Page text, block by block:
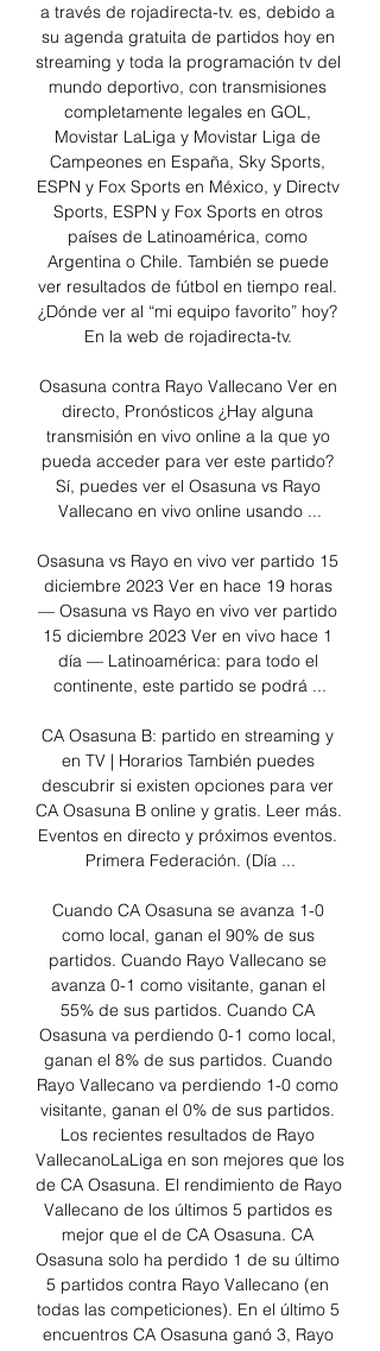
a través de rojadirecta-tv. es, debido a
su agenda gratuita de partidos hoy en
streaming y toda la programación tv del
mundo deportivo, con transmisiones
completamente legales en GOL,
Movistar LaLiga y Movistar Liga de
Campeones en España, Sky Sports,
ESPN y Fox Sports en México, y Directv
Sports, ESPN y Fox Sports en otros
países de Latinoamérica, como
Argentina o Chile. También se puede
ver resultados de fútbol en tiempo real.
¿Dónde ver al “mi equipo favorito” hoy?
En la web de rojadirecta-tv.
Osasuna contra Rayo Vallecano Ver en
directo, Pronósticos ¿Hay alguna
transmisión en vivo online a la que yo
pueda acceder para ver este partido?
Sí, puedes ver el Osasuna vs Rayo
Vallecano en vivo online usando ...
Osasuna vs Rayo en vivo ver partido 15
diciembre 2023 Ver en hace 19 horas
— Osasuna vs Rayo en vivo ver partido
15 diciembre 2023 Ver en vivo hace 1
día — Latinoamérica: para todo el
continente, este partido se podrá ...
CA Osasuna B: partido en streaming y
en TV | Horarios También puedes
descubrir si existen opciones para ver
CA Osasuna B online y gratis. Leer más.
Eventos en directo y próximos eventos.
Primera Federación. (Día ...
Cuando CA Osasuna se avanza 1-0
como local, ganan el 90% de sus
partidos. Cuando Rayo Vallecano se
avanza 0-1 como visitante, ganan el
55% de sus partidos. Cuando CA
Osasuna va perdiendo 0-1 como local,
ganan el 8% de sus partidos. Cuando
Rayo Vallecano va perdiendo 1-0 como
visitante, ganan el 0% de sus partidos.
Los recientes resultados de Rayo
VallecanoLaLiga en son mejores que los
de CA Osasuna. El rendimiento de Rayo
Vallecano de los últimos 5 partidos es
mejor que el de CA Osasuna. CA
Osasuna solo ha perdido 1 de su último
5 partidos contra Rayo Vallecano (en
todas las competiciones). En el último 5
encuentros CA Osasuna ganó 3, Rayo